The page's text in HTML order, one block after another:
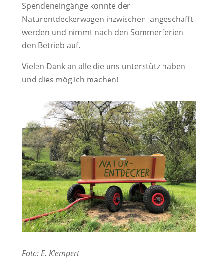
Spendeneingänge konnte der
Naturentdeckerwagen inzwischen angeschafft
werden und nimmt nach den Sommerferien
den Betrieb auf.
Vielen Dank an alle die uns unterstütz haben
und dies möglich machen!
Foto: E. Klempert